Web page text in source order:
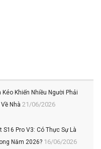
Khiến Nhiều Người Phải
Nhà 21/06/2026
Pro V3: Có Thực Sự Là
Năm 2026? 16/06/2026